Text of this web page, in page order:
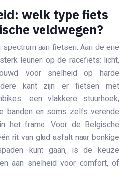
welk type fiets
veldwegen?
aan fietsen. Aan de ene
leunen op de racefiets: licht,
voor snelheid op harde
kant zijn er fietsen met
een vlakkere stuurhoek,
banden en soms zelfs verende
het frame. Voor de Belgische
rit van glad asfalt naar bonkige
kunt gaan, is de keuze
aan snelheid voor comfort, of